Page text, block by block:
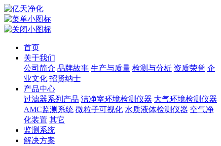
首页
关于我们
公司简介 品牌故事 生产与质量 检测与分析 资质荣誉 企
业文化 招贤纳士
产品中心
过滤器系列产品 洁净室环境检测仪器 大气环境检测仪器
AMC监测系统 微粒子可视化 水质液体检测仪器 空气净
化装置 其它
监测系统
解决方案